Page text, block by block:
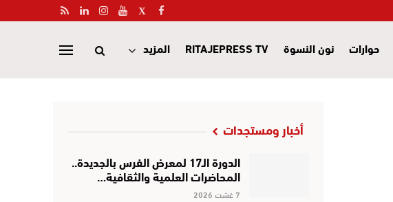
حوارات نون النسوة RITAJEPRESS TV المزيد
أخبار ومستجدات
الدورة الـ17 لمعرض الفرس بالجديدة..
المحاضرات العلمية والثقافية…
7 غشت 2026